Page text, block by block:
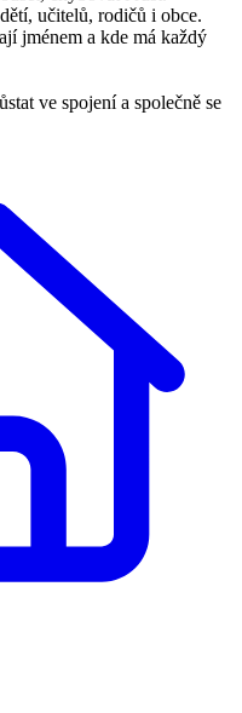
učitelů, rodičů i obce.
jménem a kde má každý
ve spojení a společně se